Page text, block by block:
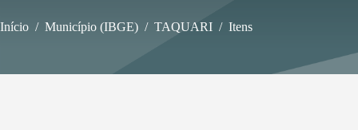
Início / Município (IBGE) / TAQUARI / Itens